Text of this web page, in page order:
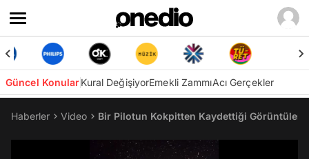
Güncel KonularKural DeğişiyorEmekli ZammıAcı Gerçekler
Haberler Video Bir Pilotun Kokpitten Kaydettiği